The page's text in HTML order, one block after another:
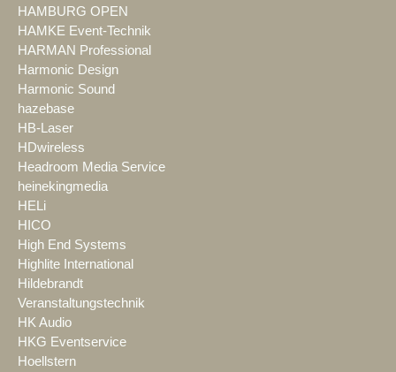
HAMBURG OPEN
HAMKE Event-Technik
HARMAN Professional
Harmonic Design
Harmonic Sound
hazebase
HB-Laser
HDwireless
Headroom Media Service
heinekingmedia
HELi
HICO
High End Systems
Highlite International
Hildebrandt
Veranstaltungstechnik
HK Audio
HKG Eventservice
Hoellstern